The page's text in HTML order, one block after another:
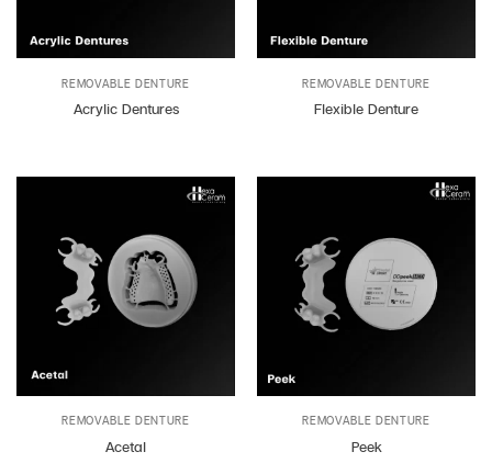
REMOVABLE DENTURE
Acrylic Dentures
REMOVABLE DENTURE
Flexible Denture
REMOVABLE DENTURE
Acetal
REMOVABLE DENTURE
Peek